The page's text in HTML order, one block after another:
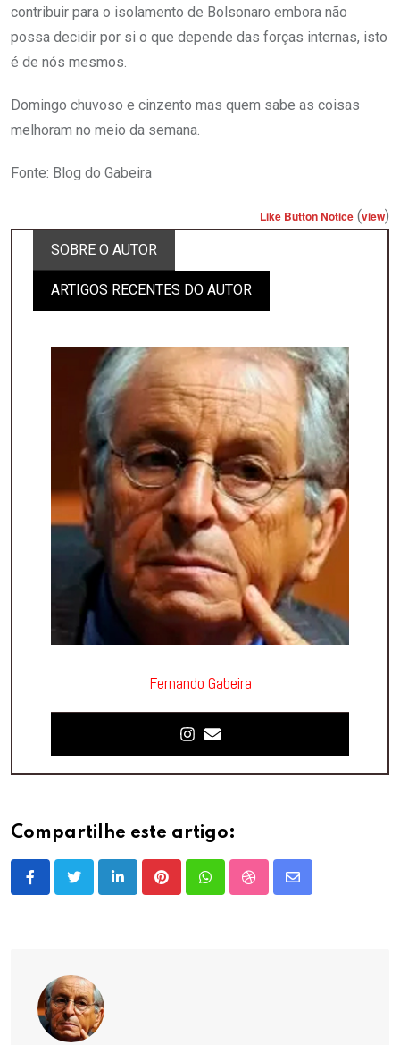
contribuir para o isolamento de Bolsonaro embora não
possa decidir por si o que depende das forças internas, isto
é de nós mesmos.
Domingo chuvoso e cinzento mas quem sabe as coisas
melhoram no meio da semana.
Fonte: Blog do Gabeira
Like Button Notice (view)
SOBRE O AUTOR
ARTIGOS RECENTES DO AUTOR
Fernando Gabeira
Compartilhe este artigo:
LinkedInPinterestWhatsappStumbleUpon
Share